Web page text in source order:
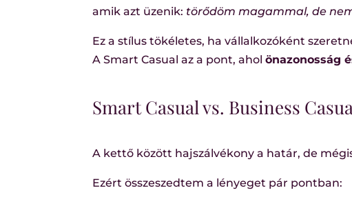
amik azt üzenik: törődöm magammal, de
Ez a stílus tökéletes, ha vállalkozóként
A Smart Casual az a pont, aholönazonosság
Smart Casual vs. Business
A kettő között hajszálvékony a határ, de
Ezért összeszedtem a lényeget pár pontban: